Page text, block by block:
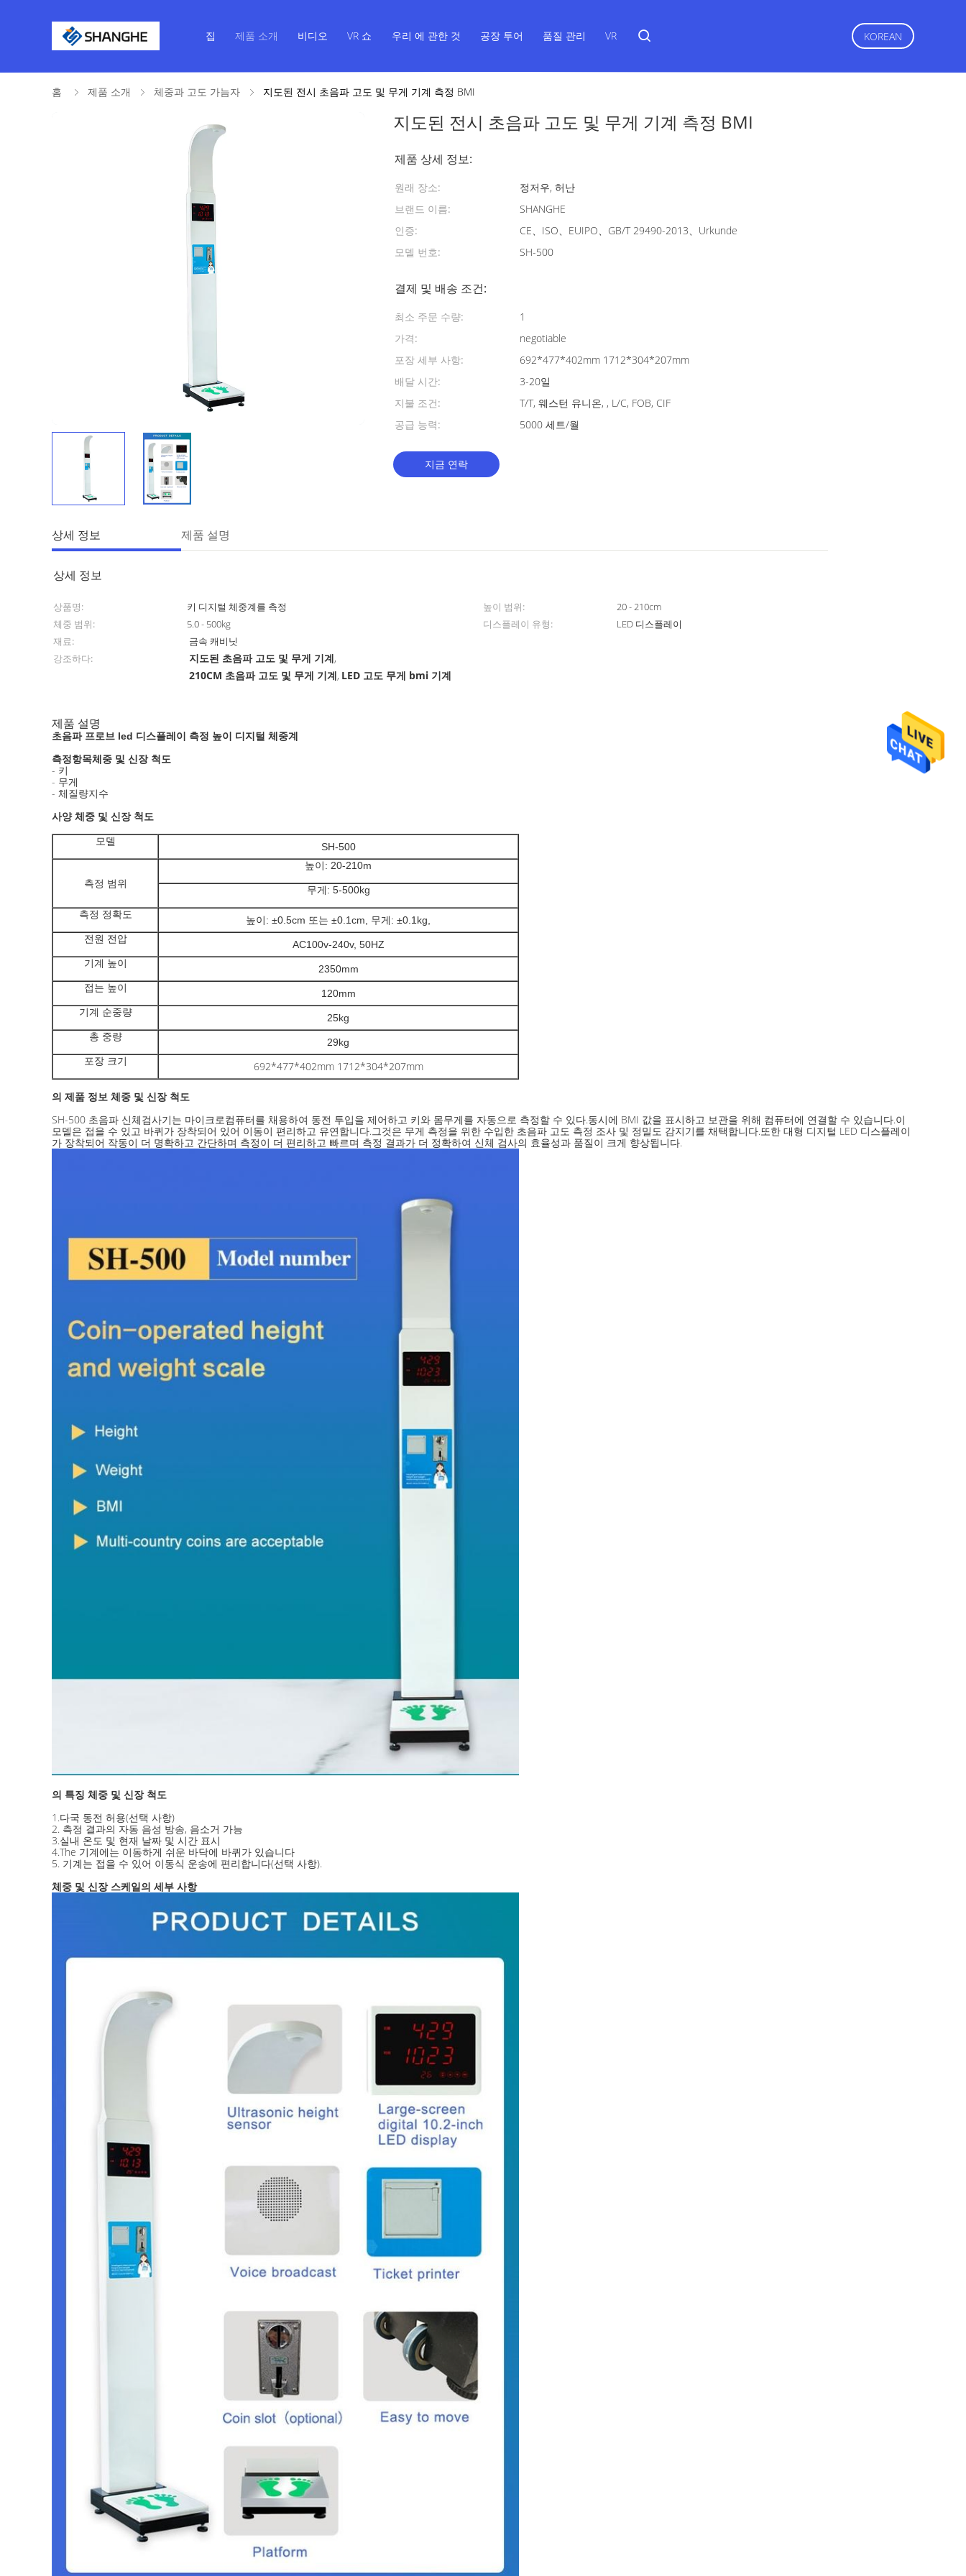
집 제품 소개 비디오 VR 쇼 우리 에 관한 것 공장 투어 품질 관리 VR KOREAN
홈 제품 소개 체중과 고도 가늠자 지도된 전시 초음파 고도 및 무게 기계 측정 BMI
지도된 전시 초음파 고도 및 무게 기계 측정 BMI
제품 상세 정보:
원래 장소:
정저우, 허난
브랜드 이름:
SHANGHE
인증:
CE、ISO、EUIPO、GB/T 29490-2013、Urkunde
모델 번호:
SH-500
결제 및 배송 조건:
최소 주문 수량:
1
가격:
negotiable
포장 세부 사항:
692*477*402mm 1712*304*207mm
배달 시간:
3-20일
지불 조건:
T/T, 웨스턴 유니온, , L/C, FOB, CIF
공급 능력:
5000 세트/월
지금 연락
상세 정보 제품 설명
상세 정보
상품명: 키 디지털 체중계를 측정 높이 범위:
20 - 210cm
체중 범위:
5.0 - 500kg 디스플레이 유형:
LED 디스플레이
재료:
금속 캐비닛
강조하다:
지도된 초음파 고도 및 무게 기계,
210CM 초음파 고도 및 무게 기계, LED 고도 무게 bmi 기계
제품 설명
초음파 프로브 led 디스플레이 측정 높이 디지털 체중계
측정항목체중 및 신장 척도
- 키
- 무게
- 체질량지수
사양체중 및 신장 척도
모델 SH-500
측정 범위
높이: 20-210m
무게: 5-500kg
측정 정확도
높이: ±0.5cm 또는 ±0.1cm, 무게: ±0.1kg,
전원 전압
AC100v-240v, 50HZ
기계 높이
2350mm
접는 높이
120mm
기계 순중량
25kg
총 중량
29kg
포장 크기
692*477*402mm 1712*304*207mm
의 제품 정보 체중 및 신장 척도
SH-500 초음파 신체검사기는 마이크로컴퓨터를 채용하여 동전 투입을 제어하고 키와 몸무게를 자동으로 측정할 수 있다.동시에 BMI 값을 표시하고 보관을 위해 컴퓨터에 연결할 수 있습니다.이
모델은 접을 수 있고 바퀴가 장착되어 있어 이동이 편리하고 유연합니다.그것은 무게 측정을 위한 수입한 초음파 고도 측정 조사 및 정밀도 감지기를 채택합니다.또한 대형 디지털 LED 디스플레이
가 장착되어 작동이 더 명확하고 간단하며 측정이 더 편리하고 빠르며 측정 결과가 더 정확하여 신체 검사의 효율성과 품질이 크게 향상됩니다.
의 특징 체중 및 신장 척도
1.다국 동전 허용(선택 사항)
2. 측정 결과의 자동 음성 방송, 음소거 가능
3.실내 온도 및 현재 날짜 및 시간 표시
4.The 기계에는 이동하게 쉬운 바닥에 바퀴가 있습니다
5. 기계는 접을 수 있어 이동식 운송에 편리합니다(선택 사항).
체중 및 신장 스케일의 세부 사항